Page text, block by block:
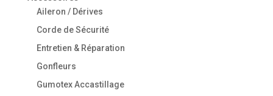
Aileron / Dérives
Corde de Sécurité
Entretien & Réparation
Gonfleurs
Gumotex Accastillage